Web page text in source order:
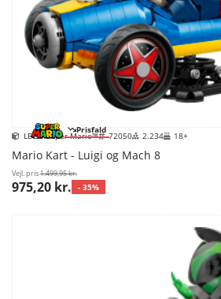
Prisfald
LEGO Super Mario™ 72050 2.234 18+
Mario Kart - Luigi og Mach 8
Vejl. pris1.499,95 kr.
975,20 kr. - 35%